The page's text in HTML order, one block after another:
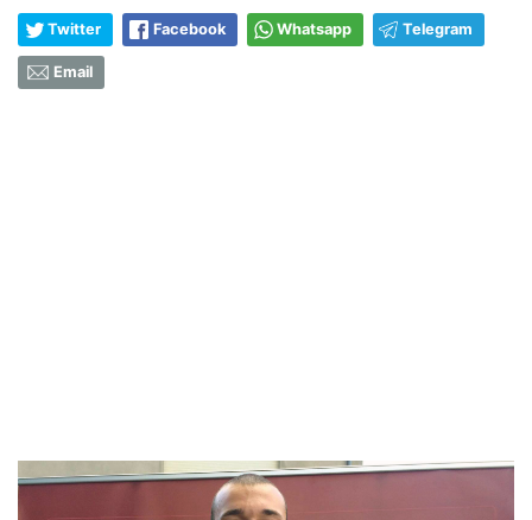
Twitter Facebook Whatsapp Telegram
Email